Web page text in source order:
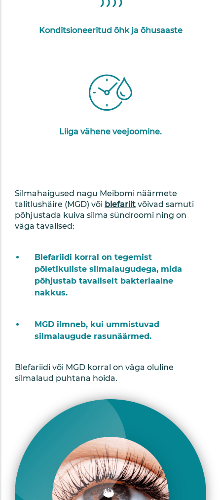
Konditsioneeritud õhk ja õhusaaste
Liiga vähene veejoomine.
Silmahaigused nagu Meibomi näärmete
talitlushäire (MGD) või blefariit võivad samuti
põhjustada kuiva silma sündroomi ning on
väga tavalised:
Blefariidi korral on tegemist
põletikuliste silmalaugudega, mida
põhjustab tavaliselt bakteriaalne
nakkus.
MGD ilmneb, kui ummistuvad
silmalaugude rasunäärmed.
Blefariidi või MGD korral on väga oluline
silmalaud puhtana hoida.